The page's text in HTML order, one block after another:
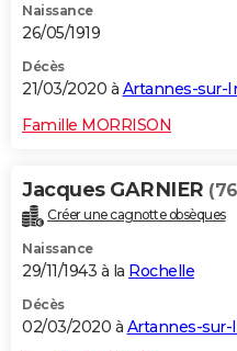
Naissance
26/05/1919
Décès
21/03/2020 à Artannes-sur-
Famille MORRISON
Jacques GARNIER
Créer une cagnotte obsèques
Naissance
29/11/1943 à la Rochelle
Décès
02/03/2020 à Artannes-sur-